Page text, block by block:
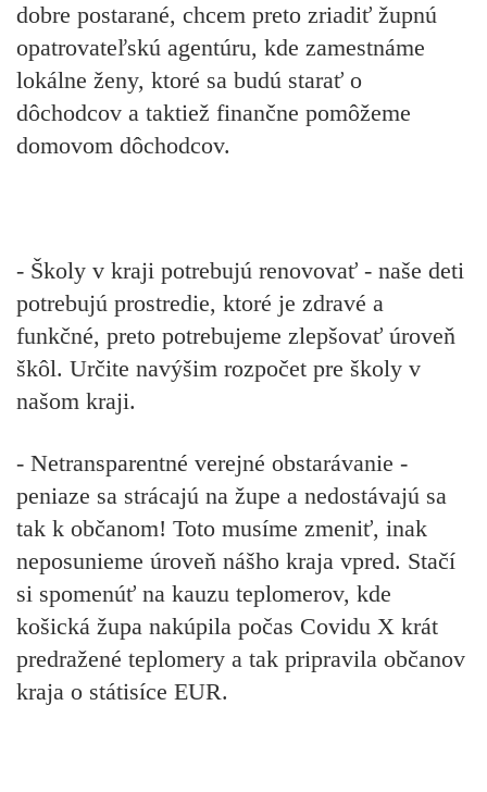
dobre postarané, chcem preto zriadiť župnú
opatrovateľskú agentúru, kde zamestnáme
lokálne ženy, ktoré sa budú starať o
dôchodcov a taktiež finančne pomôžeme
domovom dôchodcov.
- Školy v kraji potrebujú renovovať - naše deti
potrebujú prostredie, ktoré je zdravé a
funkčné, preto potrebujeme zlepšovať úroveň
škôl. Určite navýšim rozpočet pre školy v
našom kraji.
- Netransparentné verejné obstarávanie -
peniaze sa strácajú na župe a nedostávajú sa
tak k občanom! Toto musíme zmeniť, inak
neposunieme úroveň nášho kraja vpred. Stačí
si spomenúť na kauzu teplomerov, kde
košická župa nakúpila počas Covidu X krát
predražené teplomery a tak pripravila občanov
kraja o státisíce EUR.